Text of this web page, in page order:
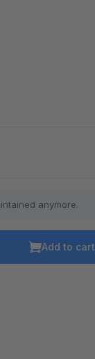
anymore.
Add to cart